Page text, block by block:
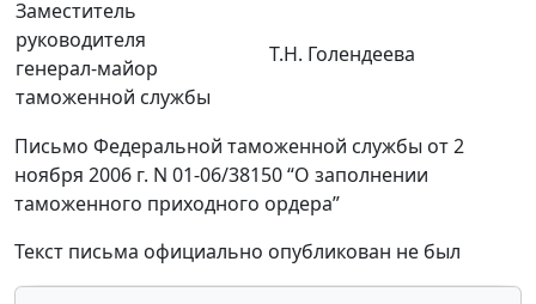
Заместитель
руководителя
генерал-майор
таможенной службы
Т.Н. Голендеева
Письмо Федеральной таможенной службы от 2
ноября 2006 г. N 01-06/38150 “О заполнении
таможенного приходного ордера”
Текст письма официально опубликован не был